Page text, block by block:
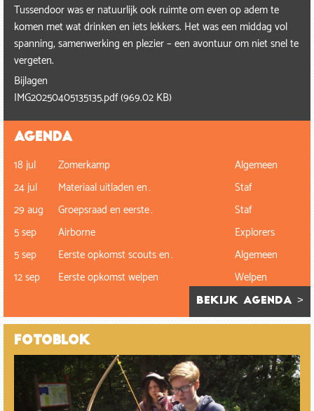
Tussendoor was er natuurlijk ook ruimte om even op adem te
komen met wat drinken en iets lekkers. Het was een middag vol
spanning, samenwerking en plezier – een avontuur om niet snel te
vergeten.
Bijlagen
IMG20250405135135.pdf(969.02 KB)
Agenda
18 jul Zomerkamp
Algemeen
24 jul
Materiaal uitladen en…
Staf
29 aug
Groepsraad en eerste…
Staf
5 sep
Airborne
Explorers
5 sep
Eerste opkomst scouts en…
Algemeen
12 sep
Eerste opkomst welpen Welpen
bekijk agenda >
Fotoblok